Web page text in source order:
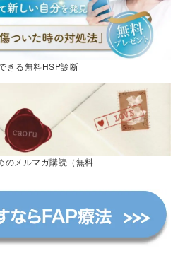
きる無料HSP診断
のメルマガ購読（無料